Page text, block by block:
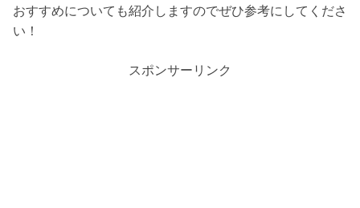
おすすめについても紹介しますのでぜひ参考にしてくださ
い！
スポンサーリンク